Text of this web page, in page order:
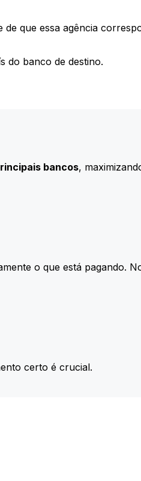
que essa agência
do banco de destino.
bancos,
o que está pagando.
certo é crucial.